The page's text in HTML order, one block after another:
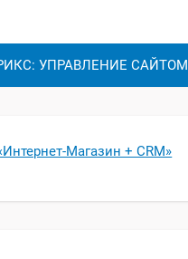
УПРАВЛЕНИЕ САЙТОМ
Магазин + CRM»